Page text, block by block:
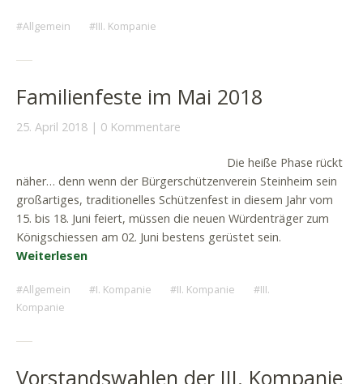
Allgemein III. Kompanie
Familienfeste im Mai 2018
25. April 2018 0 Kommentare
Die heiße Phase rückt
näher… denn wenn der Bürgerschützenverein Steinheim sein
großartiges, traditionelles Schützenfest in diesem Jahr vom
15. bis 18. Juni feiert, müssen die neuen Würdenträger zum
Königschiessen am 02. Juni bestens gerüstet sein.
Weiterlesen
Allgemein I. Kompanie II. Kompanie
III.
Kompanie
Vorstandswahlen der III. Kompanie